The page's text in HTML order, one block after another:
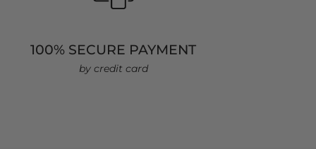
100% SECURE PAYMENT
by credit card